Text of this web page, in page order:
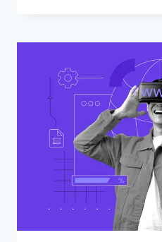
E
O
QUE
EM
NO